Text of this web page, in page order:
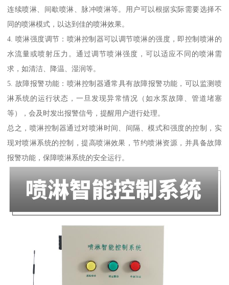
连续喷淋、间歇喷淋、脉冲喷淋等。用户可以根据实际需要选择不
同的喷淋模式，以达到佳的喷淋效果。
4. 喷淋强度调节：喷淋控制器可以调节喷淋的强度，即控制喷淋的
水流量或喷射压力。通过调节喷淋强度，可以适应不同的喷淋需
求，如清洁、降温、湿润等。
5. 故障报警功能：喷淋控制器通常具有故障报警功能，可以监测喷
淋系统的运行状态，一旦发现异常情况（如水泵故障、管道堵塞
等），会及时发出报警信号，提醒用户进行处理。
总之，喷淋控制器通过对喷淋时间、间隔、模式和强度的控制，实
现对喷淋系统的控制，提高喷淋效果，节约喷淋资源，并具备故障
报警功能，保障喷淋系统的安全运行。